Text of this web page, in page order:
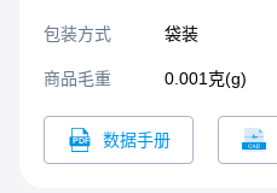
包装方式 袋装
商品毛重 0.001克(g)
数据手册